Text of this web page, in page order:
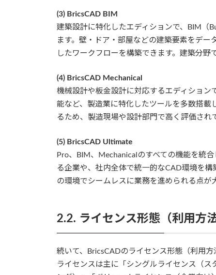
(3) BricsCAD BIM
建築設計に特化したエディションで、BIM（
ます。壁・ドア・部屋などの建築要素をデ
したワークフローを構築できます。建築分野
(4) BricsCAD Mechanical
機械設計や板金設計に対応するエディショ
能など、製造業に特化したツールを多数搭載
るため、製造現場や設計部門で高く評価され
(5) BricsCAD Ultimate
Pro、BIM、Mechanicalのすべての機能を統
る企業や、社内全体で統一的なCAD環境を
の環境でシームレスに業務を進められる点が
2.2. ライセンス形態（利用方法
続いて、BricsCADのライセンス形態（利用方
ライセンスは主に「シングルライセンス（